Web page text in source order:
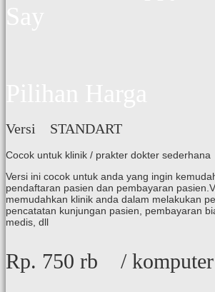
Versi STANDART
Cocok untuk klinik / prakter dokter sederhana
Versi ini cocok untuk anda yang ingin
pendaftaran pasien dan pembayaran
memudahkan klinik anda dalam melakukan
pencatatan kunjungan pasien, pembayaran
medis, dll
Rp. 750 rb / komputer